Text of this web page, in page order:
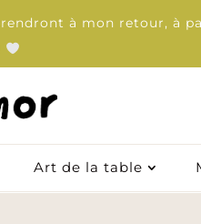
à mon retour, à
Art de la table
Art de la table